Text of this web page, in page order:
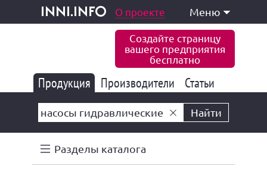
inni.info
и услуги О проекте Меню
Создайте страницу
вашего предприятия
бесплатно
Продукция 177 849
Производители 6 778
Статьи
Найти
Разделы каталога